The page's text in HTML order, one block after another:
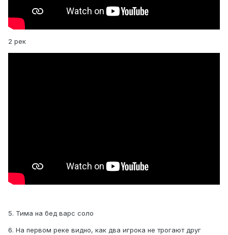
2 рек
5. Тима на бед варс соло
6. На первом реке видно, как два игрока не трогают друг